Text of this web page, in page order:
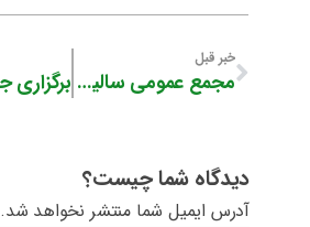
خبر قبل
مجمع عمومی سالیانه موسسه خیریه معاک برگزار شد
دیدگاه شما چیست؟
آدرس ایمیل شما منتشر نخواهد شد.